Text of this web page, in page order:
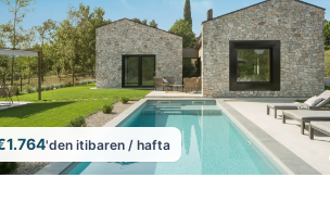
'den itibaren / hafta